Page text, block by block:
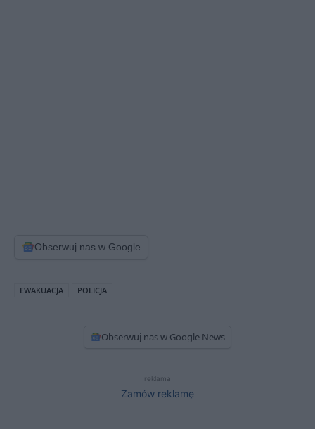
Obserwuj nas w Google
EWAKUACJA POLICJA
Obserwuj nas w Google News
reklama
Zamów reklamę